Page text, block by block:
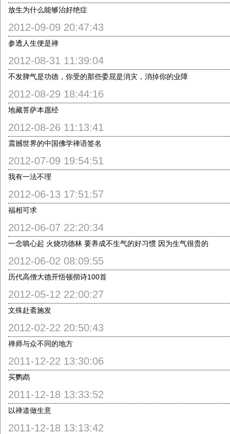
放生为什么能够治好绝症
2012-09-09 20:47:43
参透人生便是禅
2012-08-31 11:39:04
不发脾气是功德，你受的那些委屈是消灾，消掉你的业障
2012-08-29 18:44:16
地藏菩萨本愿经
2012-08-26 11:13:41
震撼世界的中国佛学禅语签名
2012-07-09 19:54:51
我有一法不理
2012-06-13 17:51:57
福相可求
2012-06-07 22:20:34
一念嗔心起 火烧功德林 要养成不生气的好习惯 因为生气很贵的
2012-06-02 08:09:55
历代高僧大德开悟顿彻诗100首
2012-05-12 22:00:27
文殊赴斋施发
2012-02-22 20:50:43
禅师与众不同的地方
2011-12-22 13:30:06
买鹦鹉
2011-12-18 13:33:52
以禅道做生意
2011-12-18 13:13:42